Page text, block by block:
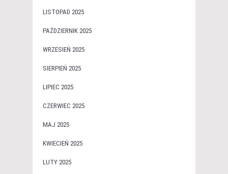
LISTOPAD 2025
PAŹDZIERNIK 2025
WRZESIEŃ 2025
SIERPIEŃ 2025
LIPIEC 2025
CZERWIEC 2025
MAJ 2025
KWIECIEŃ 2025
LUTY 2025